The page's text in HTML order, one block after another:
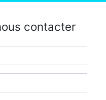
contacter